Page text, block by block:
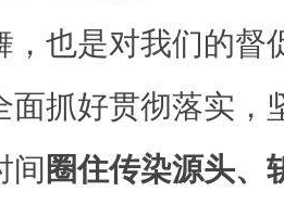
，也是对我们的督
面抓好贯彻落实，
间圈住传染源头、